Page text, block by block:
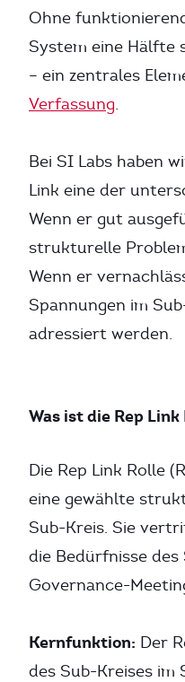
Ohne
System eine Hälfte
– ein zentrales
Verfassung.
Bei SI Labs haben
Link eine der
Wenn er gut
strukturelle
Wenn er
Spannungen im
adressiert werden.
Was ist die Rep Link
Die Rep Link Rolle
eine gewählte
Sub-Kreis. Sie
die Bedürfnisse des
Governance-
Kernfunktion: Der
des Sub-Kreises im